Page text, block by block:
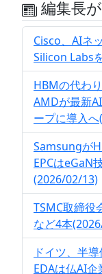
編集長
Cisco、AIネ
Silicon Labs
HBMの代わ
AMDが最新
ープに導入
Samsungが
EPCはeGaN
(2026/02/13)
TSMC取締役
など4本
ドイツ、半
EDAは仏AI